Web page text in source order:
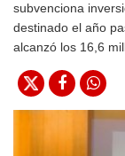
subvenciona
destinado el año
alcanzó los 16,6